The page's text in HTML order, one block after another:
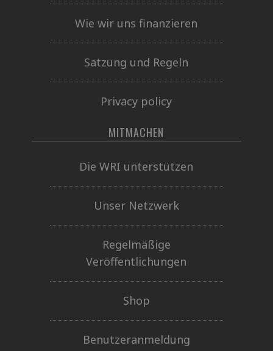
Wie wir uns finanzieren
Satzung und Regeln
Privacy policy
MITMACHEN
Die WRI unterstützen
Unser Netzwerk
Regelmäßige
Veröffentlichungen
Shop
Benutzeranmeldung